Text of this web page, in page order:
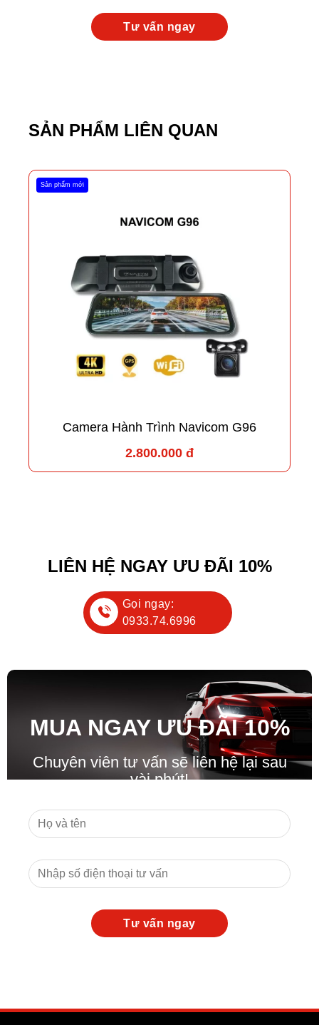
SẢN PHẨM LIÊN QUAN
Sản phẩm mới
Camera Hành Trình Navicom G96
2.800.000 đ
LIÊN HỆ NGAY ƯU ĐÃI 10%
Gọi ngay:
0933.74.6996
MUA NGAY ƯU ĐÃI10%
Chuyên viên tư vấn sẽ liên hệ lại sau
vài phút!